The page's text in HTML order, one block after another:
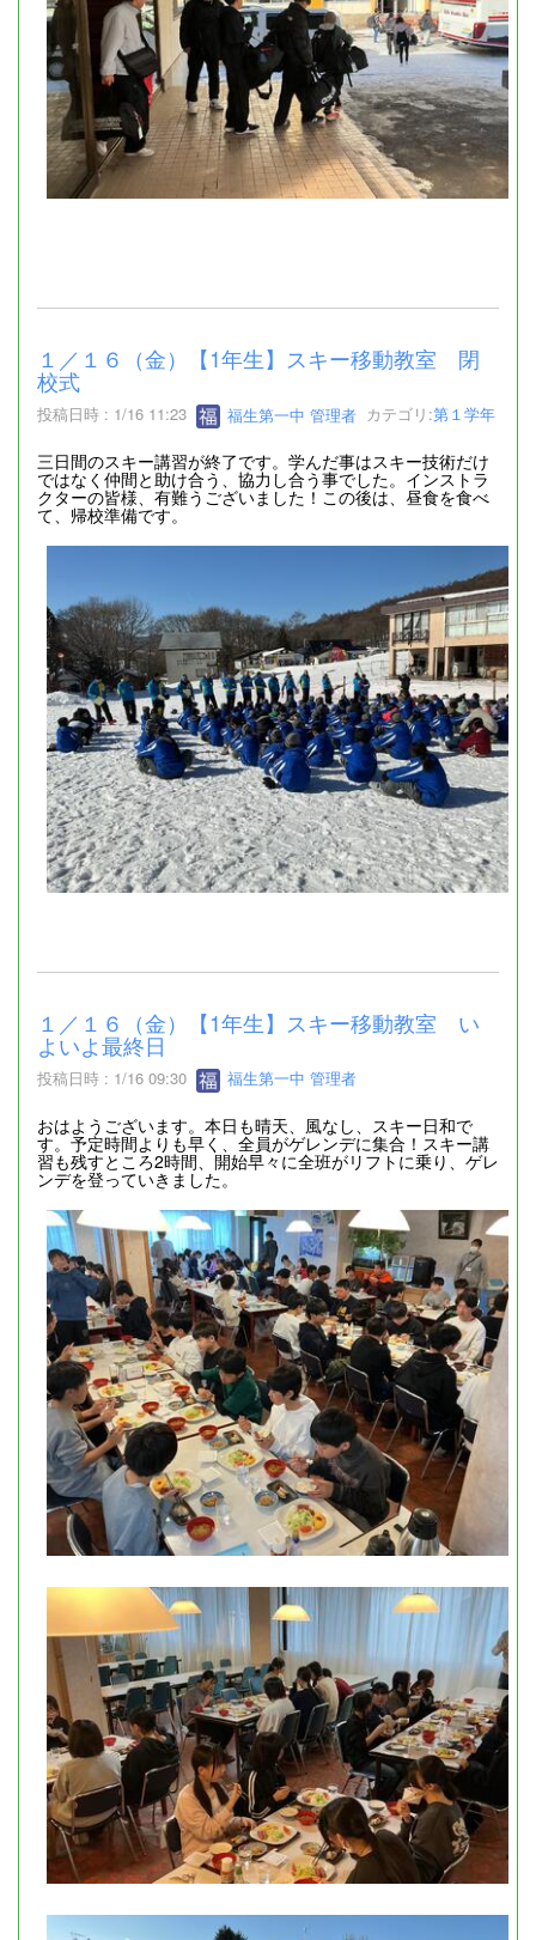
１／１６（金）【1年生】スキー移動教室 閉
校式
投稿日時 : 1/16 11:23 福生第一中 管理者 カテゴリ:第１学年
三日間のスキー講習が終了です。学んだ事はスキー技術だけ
ではなく仲間と助け合う、協力し合う事でした。インストラ
クターの皆様、有難うございました！この後は、昼食を食べ
て、帰校準備です。
１／１６（金）【1年生】スキー移動教室 い
よいよ最終日
投稿日時 : 1/16 09:30 福生第一中 管理者
おはようございます。本日も晴天、風なし、スキー日和で
す。予定時間よりも早く、全員がゲレンデに集合！スキー講
習も残すところ2時間、開始早々に全班がリフトに乗り、ゲレ
ンデを登っていきました。